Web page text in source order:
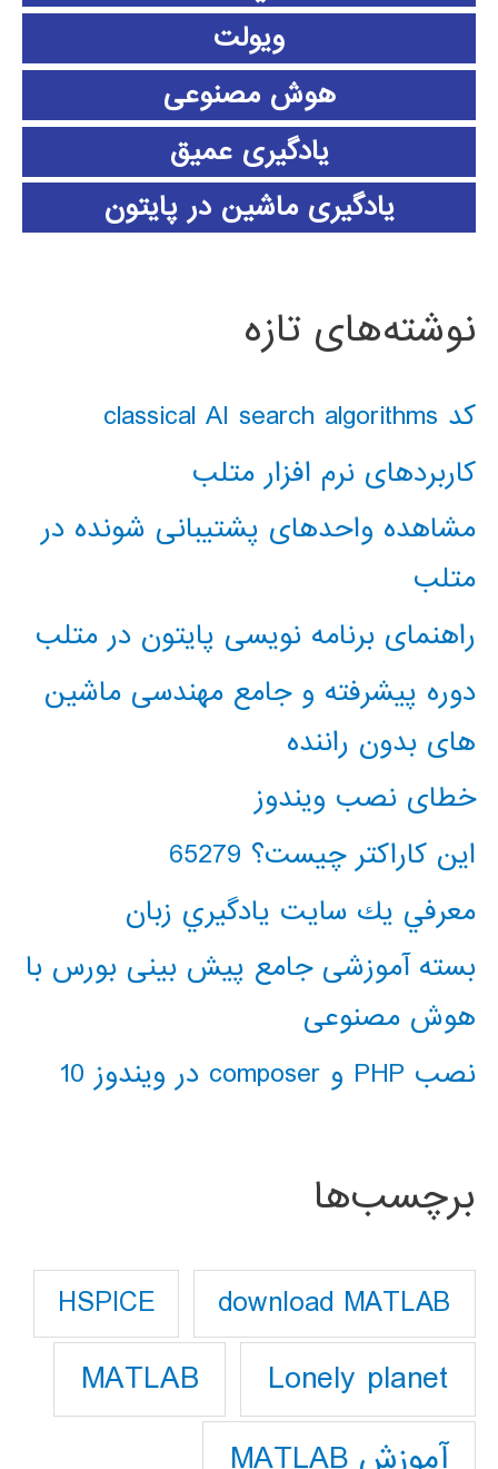
ویولت
هوش مصنوعی
یادگیری عمیق
یادگیری ماشین در پایتون
نوشته‌های تازه
کد classical AI search algorithms
کاربردهای نرم افزار متلب
مشاهده واحدهای پشتیبانی شونده در
متلب
راهنمای برنامه نویسی پایتون در متلب
دوره پیشرفته و جامع مهندسی ماشین
های بدون راننده
خطای نصب ویندوز
این کاراکتر چیست؟ 65279
معرفي يك سايت يادگيري زبان
بسته آموزشی جامع پیش بینی بورس با
هوش مصنوعی
نصب PHP و composer در ویندوز 10
برچسب‌ها
download MATLAB
HSPICE
Lonely planet
MATLAB
آموزش MATLAB